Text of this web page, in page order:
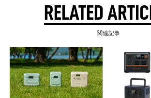
RELATED
関連記事